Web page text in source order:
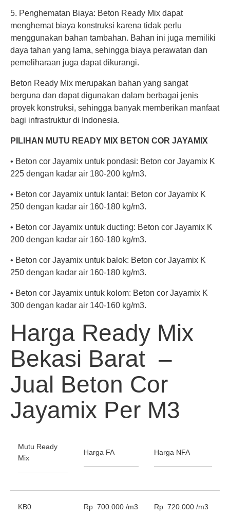
5. Penghematan Biaya: Beton Ready Mix dapat
menghemat biaya konstruksi karena tidak perlu
menggunakan bahan tambahan. Bahan ini juga memiliki
daya tahan yang lama, sehingga biaya perawatan dan
pemeliharaan juga dapat dikurangi.
Beton Ready Mix merupakan bahan yang sangat
berguna dan dapat digunakan dalam berbagai jenis
proyek konstruksi, sehingga banyak memberikan manfaat
bagi infrastruktur di Indonesia.
PILIHAN MUTU READY MIX BETON COR JAYAMIX
• Beton cor Jayamix untuk pondasi: Beton cor Jayamix K
225 dengan kadar air 180-200 kg/m3.
• Beton cor Jayamix untuk lantai: Beton cor Jayamix K
250 dengan kadar air 160-180 kg/m3.
• Beton cor Jayamix untuk ducting: Beton cor Jayamix K
200 dengan kadar air 160-180 kg/m3.
• Beton cor Jayamix untuk balok: Beton cor Jayamix K
250 dengan kadar air 160-180 kg/m3.
• Beton cor Jayamix untuk kolom: Beton cor Jayamix K
300 dengan kadar air 140-160 kg/m3.
Harga Ready Mix
Bekasi Barat –
Jual Beton Cor
Jayamix Per M3
Mutu Ready
Mix
Harga FA Harga NFA
KB0 Rp 700.000 /m3 Rp 720.000 /m3